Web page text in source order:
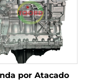
por Atacado